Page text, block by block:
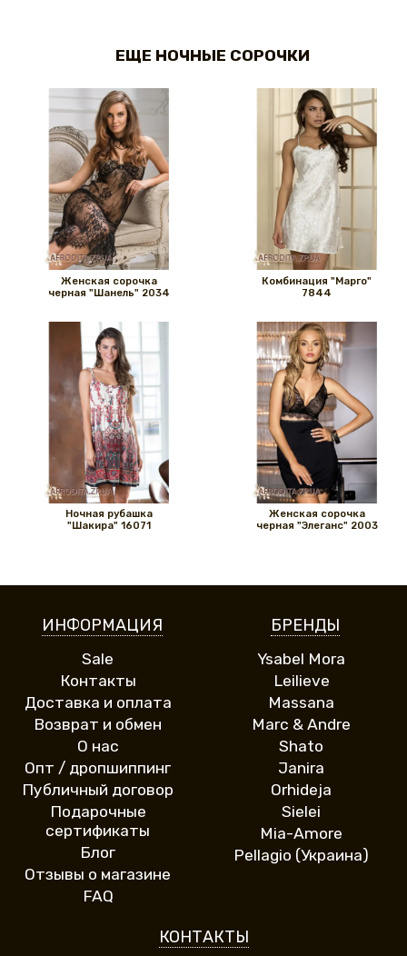
ЕЩЕ НОЧНЫЕ СОРОЧКИ
Женская сорочка
черная "Шанель" 2034
Комбинация "Марго"
7844
Ночная рубашка
"Шакира" 16071
Женская сорочка
черная "Элеганс" 2003
ИНФОРМАЦИЯ
Sale
Контакты
Доставка и оплата
Возврат и обмен
О нас
Опт / дропшиппинг
Публичный договор
Подарочные
сертификаты
Блог
Отзывы о магазине
FAQ
БРЕНДЫ
Ysabel Mora
Leilieve
Massana
Marc & Andre
Shato
Janira
Orhideja
Sielei
Mia-Amore
Pellagio (Украина)
КОНТАКТЫ